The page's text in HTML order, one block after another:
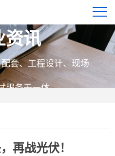
资讯
套、工程设计、现场
服务于一体
再战光伏！